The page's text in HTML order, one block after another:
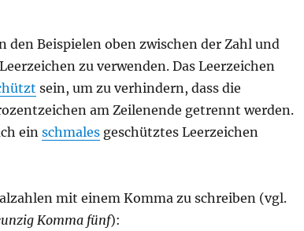
den Beispielen oben zwischen der Zahl und
zu verwenden. Das Leerzeichen
sein, um zu verhindern, dass die
am Zeilenende getrennt werden.
einschmalesgeschütztes Leerzeichen
mit einem Komma zu schreiben (vgl.
Komma fünf):